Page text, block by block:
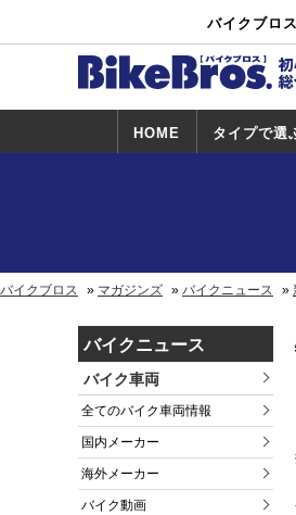
バイクブロ
HOME タイプで選
バイクブロス マガジンズ バイクニュース
バイクニュース
バイク車両
全てのバイク車両情報
国内メーカー
海外メーカー
バイク動画